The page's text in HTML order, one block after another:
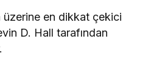
en dikkat çekici
D. Hall tarafından